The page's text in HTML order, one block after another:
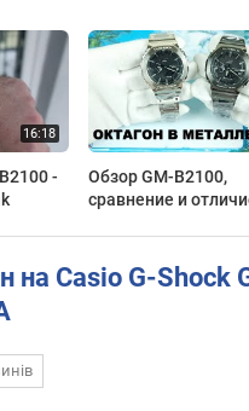
-
Обзор GM-B2100,
сравнение и
на Casio G-Shock